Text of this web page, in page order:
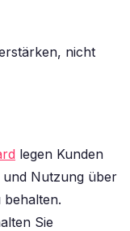
nicht
legen Kunden
und Nutzung über
behalten.
Sie